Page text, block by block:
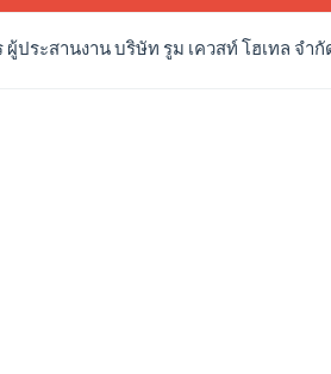
ประสานงาน บริษัท รูม เควสท์ โฮเทล จำ